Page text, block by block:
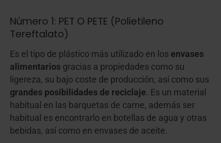
Número 1: PET O PETE (Polietileno
Tereftalato)
Es el tipo de plástico más utilizado en los envases
alimentarios gracias a propiedades como su
ligereza, su bajo coste de producción, así como sus
grandes posibilidades de reciclaje. Es un material
habitual en las barquetas de carne, además ser
habitual es encontrarlo en botellas de agua y otras
bebidas, así como en envases de aceite.